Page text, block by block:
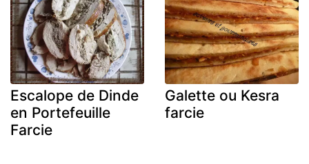
Escalope de Dinde
en Portefeuille
Farcie
Galette ou Kesra
farcie